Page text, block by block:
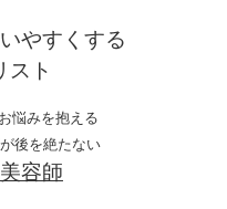
やすくする
スト
悩みを抱える
後を絶たない
容師